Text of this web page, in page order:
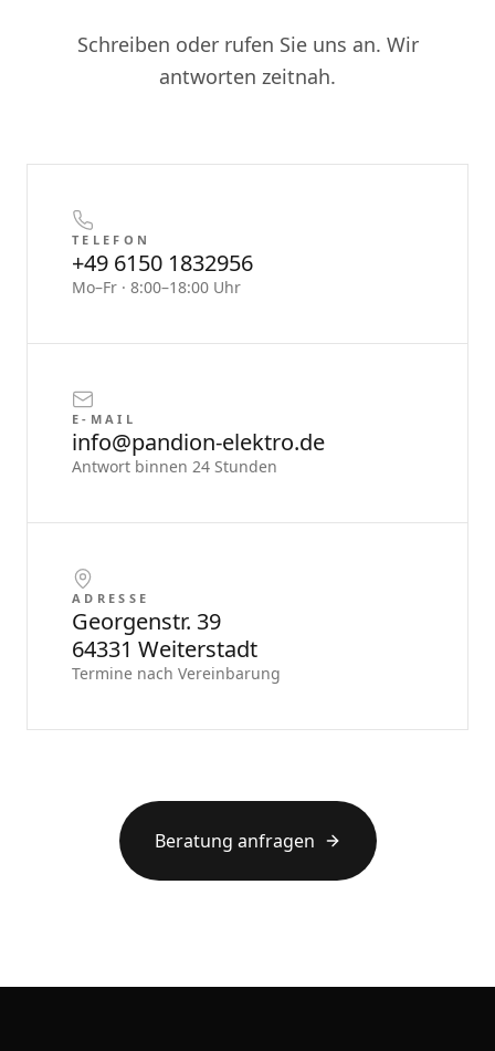
Schreiben oder rufen Sie uns an. Wir
antworten zeitnah.
TELEFON
+49 6150 1832956
Mo–Fr · 8:00–18:00 Uhr
E-MAIL
info@pandion-elektro.de
Antwort binnen 24 Stunden
ADRESSE
Georgenstr. 39
64331 Weiterstadt
Termine nach Vereinbarung
Beratung anfragen